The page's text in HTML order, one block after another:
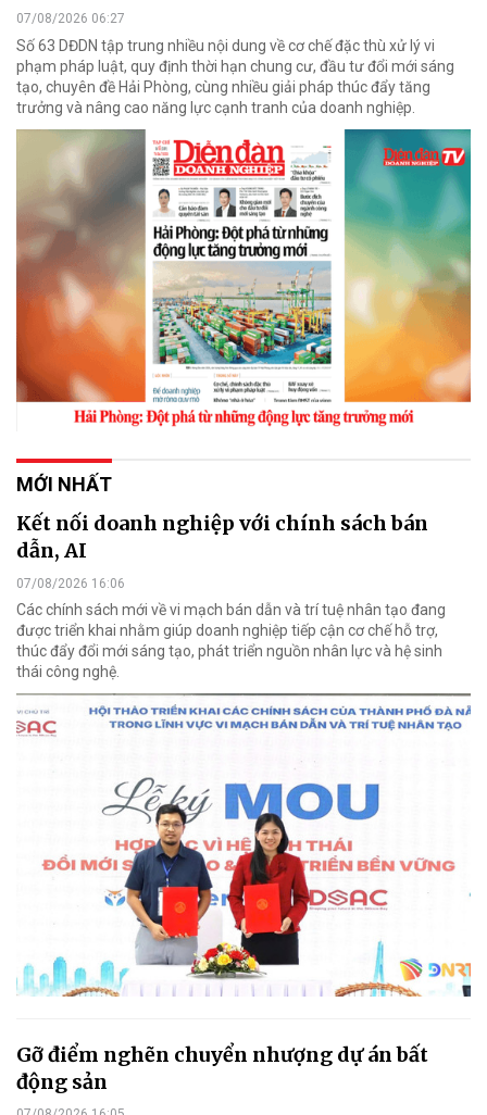
07/08/2026 06:27
Số 63 DĐDN tập trung nhiều nội dung về cơ chế đặc thù xử lý vi
phạm pháp luật, quy định thời hạn chung cư, đầu tư đổi mới sáng
tạo, chuyên đề Hải Phòng, cùng nhiều giải pháp thúc đẩy tăng
trưởng và nâng cao năng lực cạnh tranh của doanh nghiệp.
MỚI NHẤT
Kết nối doanh nghiệp với chính sách bán
dẫn, AI
07/08/2026 16:06
Các chính sách mới về vi mạch bán dẫn và trí tuệ nhân tạo đang
được triển khai nhằm giúp doanh nghiệp tiếp cận cơ chế hỗ trợ,
thúc đẩy đổi mới sáng tạo, phát triển nguồn nhân lực và hệ sinh
thái công nghệ.
Gỡ điểm nghẽn chuyển nhượng dự án bất
động sản